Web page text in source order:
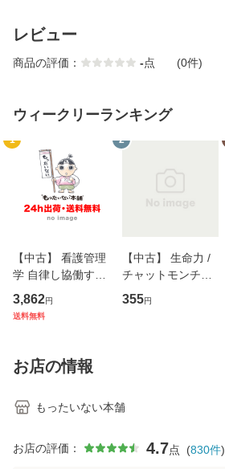
レビュー
商品の評価： -点 (0件)
ウィークリーランキング
1
【中古】 看護管理
学 自律し協働する
専門職の看護マネ
ジメントスキル 改
恵 藤本幸三 / 南江
堂 [単行
3,862円
送料無料
2
【中古】 生命力 /
チャットモンチー /
キューンレコード
[CD]【メール便送
355円
お店の情報
もったいない本舗
お店の評価： 4.7点 (830件)